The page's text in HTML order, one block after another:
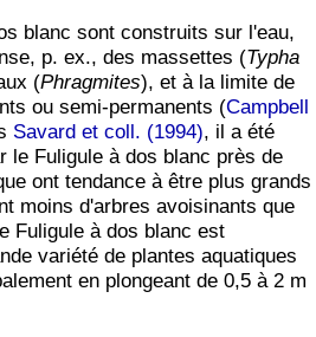
blanc sont construits sur l'eau,
p. ex., des massettes (Typha
(Phragmites), et à la limite de
ou semi-permanents (Campbell
Savard et coll. (1994), il a été
le Fuligule à dos blanc près de
ont tendance à être plus grands
moins d'arbres avoisinants que
Fuligule à dos blanc est
variété de plantes aquatiques
en plongeant de 0,5 à 2 m